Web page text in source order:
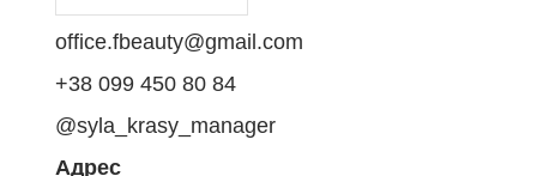
office.fbeauty@gmail.com
+38 099 450 80 84
@syla_krasy_manager
Адрес